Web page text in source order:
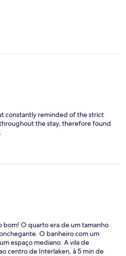
constantly reminded of the strict
the stay, therefore found
bom! O quarto era de um tamanho
O banheiro com um
espaço mediano. A vila de
centro de Interlaken, à 5 min de